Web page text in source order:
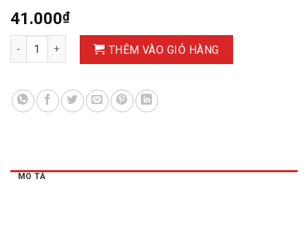
41.000₫
Bánh bông lan hương cốm dừa Hura Deli hộp 336g (12 cái) số
THÊM VÀO GIỎ HÀNG
MÔ TẢ